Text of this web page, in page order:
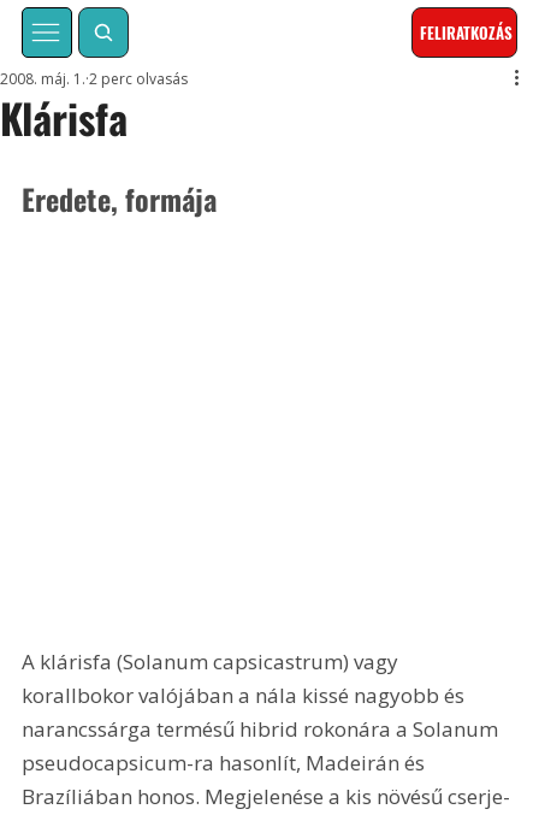
FELIRATKOZÁS
Klárisfa
2008. máj. 1. 2 perc olvasás
Eredete, formája
A klárisfa (Solanum capsicastrum) vagy
korallbokor valójában a nála kissé nagyobb és
narancssárga termésű hibrid rokonára a Solanum
pseudocapsicum-ra hasonlít, Madeirán és
Brazíliában honos. Megjelenése a kis növésű cserje-